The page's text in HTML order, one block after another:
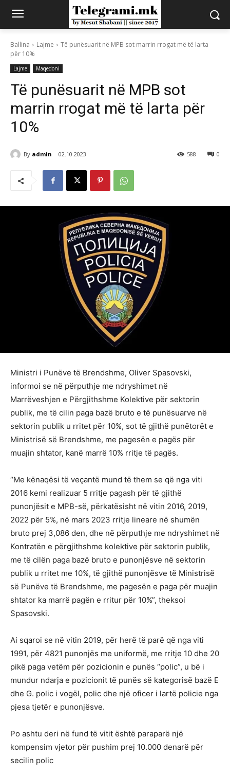
Ballina Lajme
Të punësuarit në MPB sot marrin rrogat më të larta
për 10%
Lajme Maqedoni
Të punësuarit në MPB sot
marrin rrogat më të larta për
10%
By admin 02.10.2023 0
588
Ministri i Punëve të Brendshme, Oliver Spasovski,
informoi se në përputhje me ndryshimet në
Marrëveshjen e Përgjithshme Kolektive për sektorin
publik, me të cilin paga bazë bruto e të punësuarve në
sektorin publik u rritet për 10%, sot të gjithë punëtorët e
Ministrisë së Brendshme, me pagesën e pagës për
muajin shtator, kanë marrë 10% rritje të pagës.
“Me kënaqësi të veçantë mund të them se që nga viti
2016 kemi realizuar 5 rritje pagash për të gjithë
punonjësit e MPB-së, përkatësisht në vitin 2016, 2019,
2022 për 5%, në mars 2023 rritje lineare në shumën
bruto prej 3,086 den, dhe në përputhje me ndryshimet në
Kontratën e përgjithshme kolektive për sektorin publik,
me të cilën paga bazë bruto e punonjësve në sektorin
publik u rritet me 10%, të gjithë punonjësve të Ministrisë
së Punëve të Brendshme, me pagesën e paga për muajin
shtator ka marrë pagën e rritur për 10%”, theksoi
Spasovski.
Ai sqaroi se në vitin 2019, për herë të parë që nga viti
1991, për 4821 punonjës me uniformë, me rritje 10 dhe 20
pikë paga vetëm për pozicionin e punës “polic”, u bë i
mundur ndarja e pozicionit të punës së kategorisë bazë E
dhe G. polic i vogël, polic dhe një oficer i lartë policie nga
pjesa tjetër e punonjësve.
Po ashtu deri në fund të vitit është paraparë një
kompensim vjetor për pushim prej 10.000 denarë për
secilin polic